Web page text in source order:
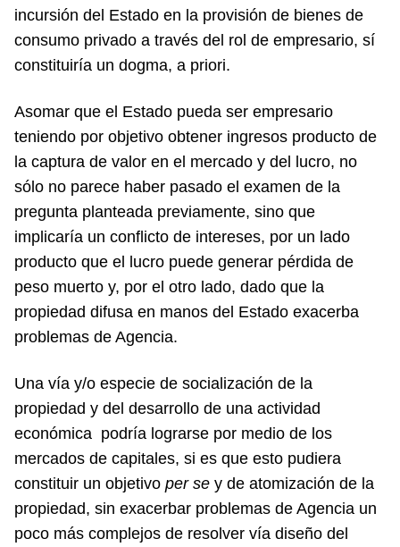
incursión del Estado en la provisión de bienes de
consumo privado a través del rol de empresario, sí
constituiría un dogma, a priori.
Asomar que el Estado pueda ser empresario
teniendo por objetivo obtener ingresos producto de
la captura de valor en el mercado y del lucro, no
sólo no parece haber pasado el examen de la
pregunta planteada previamente, sino que
implicaría un conflicto de intereses, por un lado
producto que el lucro puede generar pérdida de
peso muerto y, por el otro lado, dado que la
propiedad difusa en manos del Estado exacerba
problemas de Agencia.
Una vía y/o especie de socialización de la
propiedad y del desarrollo de una actividad
económica podría lograrse por medio de los
mercados de capitales, si es que esto pudiera
constituir un objetivo per se y de atomización de la
propiedad, sin exacerbar problemas de Agencia un
poco más complejos de resolver vía diseño del